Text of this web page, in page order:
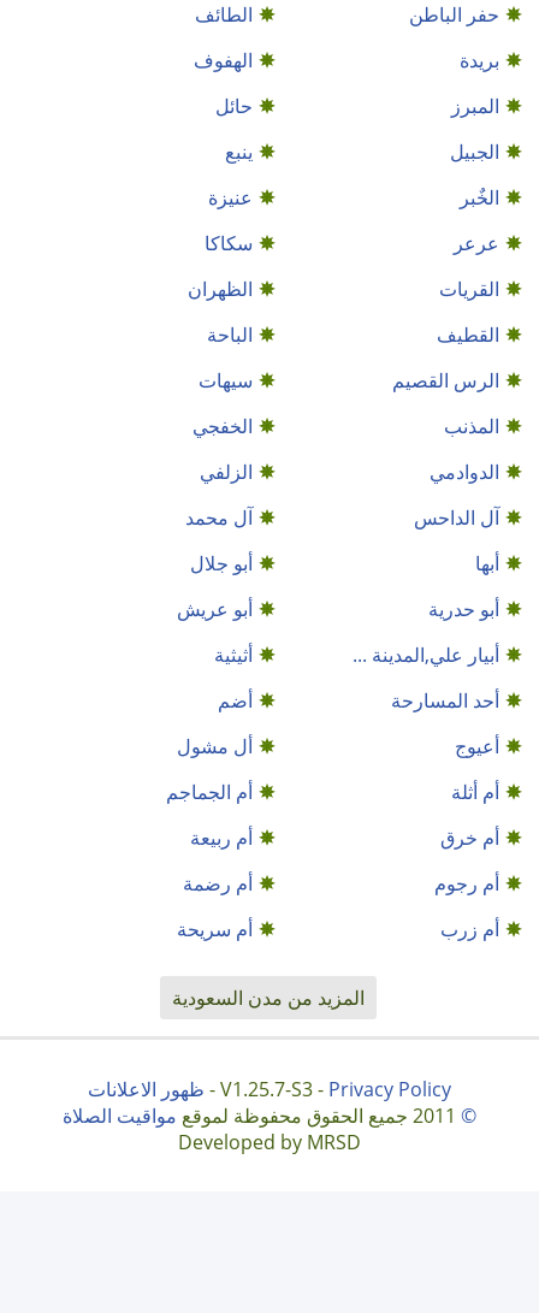
حفر الباطن
الطائف
بريدة
الهفوف
المبرز
حائل
الجبيل
ينبع
الخٌبر
عنيزة
عرعر
سكاكا
القريات
الظهران
القطيف‎
الباحة
الرس القصيم
سيهات
المذنب
الخفجي
الدوادمي
الزلفي
آل الداحس
آل محمد
أبها
أبو جلال
أبو حدرية
أبو عريش
أبيار علي,المدينة ...
أثيثية
أحد المسارحة
أضم
أعيوج
أل مشول
أم أثلة
أم الجماجم
أم خرق
أم ربيعة
أم رجوم
أم رضمة
أم زرب
أم سريحة
المزيد من مدن السعودية
V1.25.7-S3 - Privacy Policy
- ظهور الاعلانات
©
مواقيت الصلاة
Developed by MRSD